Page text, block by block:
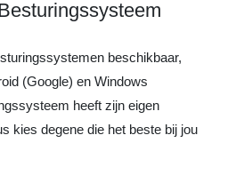
beschikbaar,
(Google) en Windows
heeft zijn eigen
kies degene die het beste bij jou